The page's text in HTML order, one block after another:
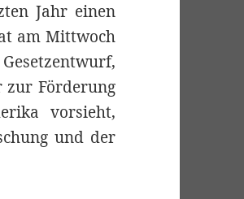
Jahr einen
am Mittwoch
zur Förderung
vorsieht,
und der